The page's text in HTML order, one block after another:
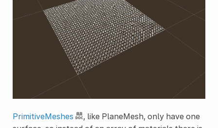
PrimitiveMeshes
, like PlaneMesh, only have one